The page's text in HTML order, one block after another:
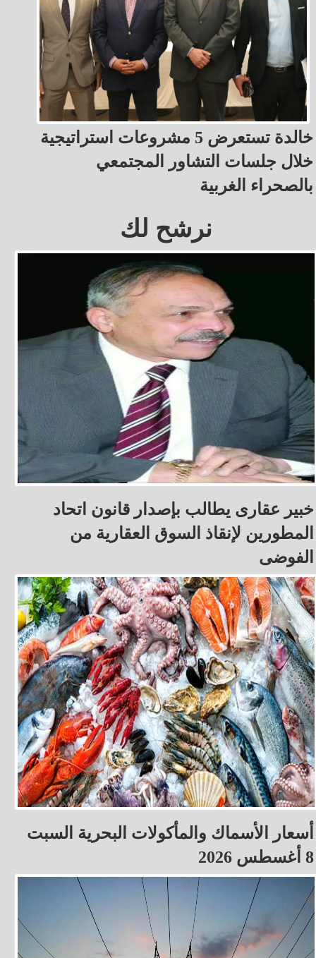
خالدة تستعرض 5 مشروعات استراتيجية
خلال جلسات التشاور المجتمعي
بالصحراء الغربية
نرشح لك
خبير عقارى يطالب بإصدار قانون اتحاد
المطورين لإنقاذ السوق العقارية من
الفوضى
أسعار الأسماك والمأكولات البحرية السبت
8 أغسطس 2026